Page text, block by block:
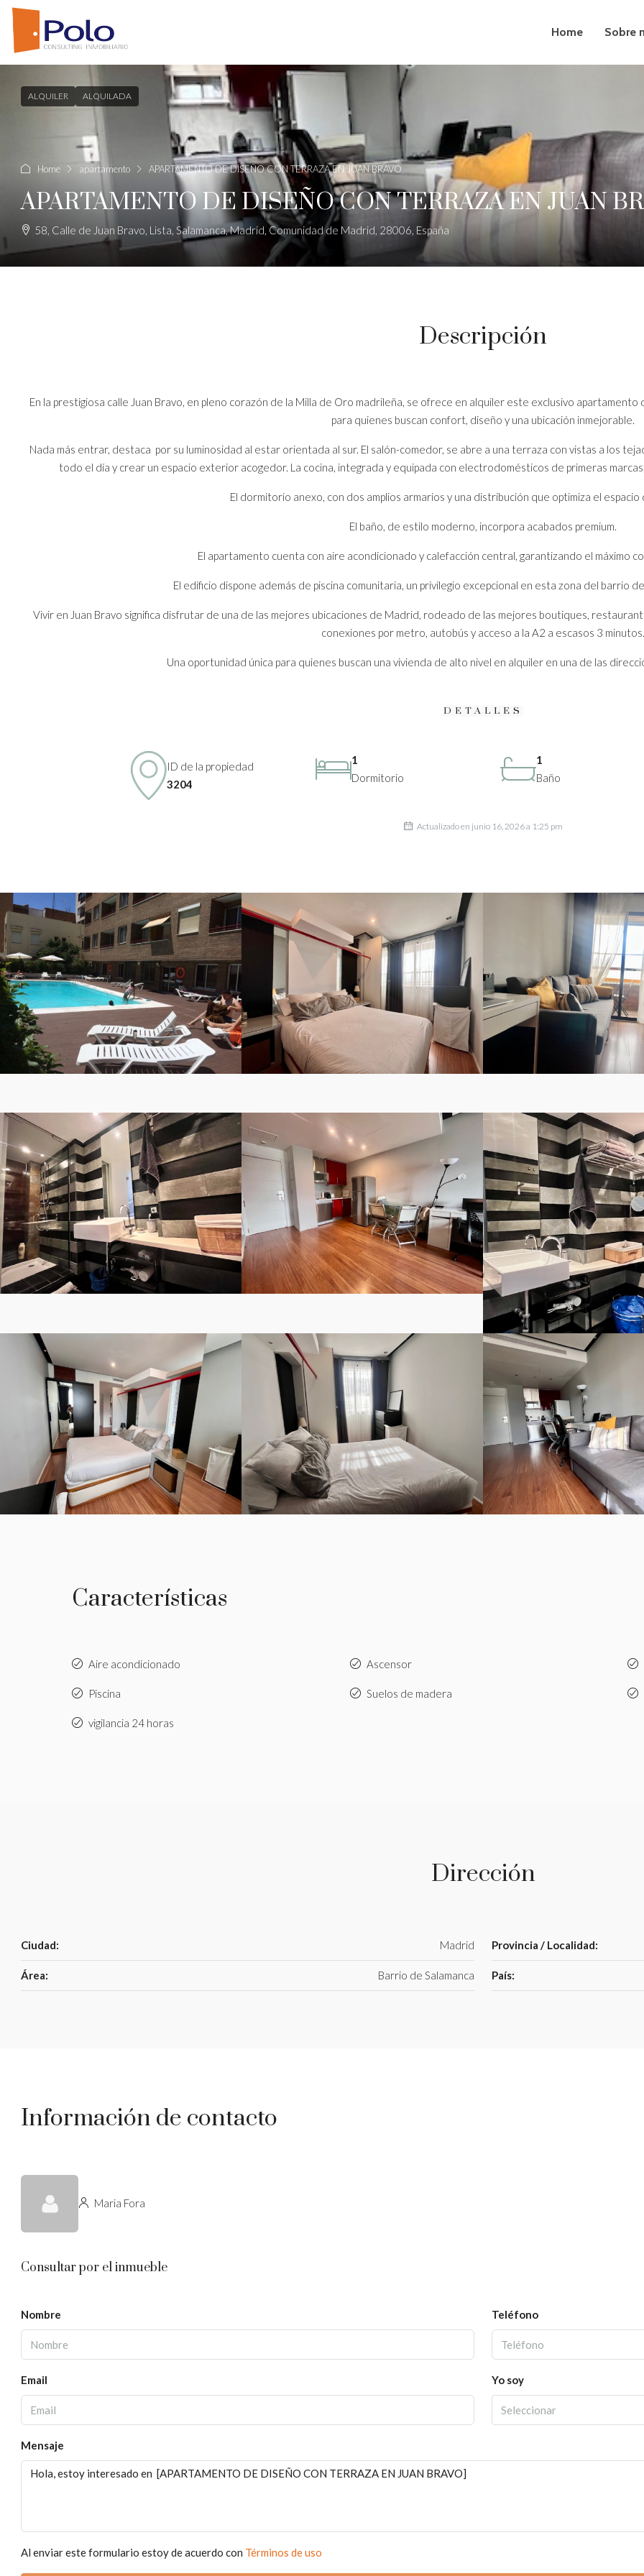
Home Sobre
ALQUILER ALQUILADA
Home apartamento APARTAMENTO DE DISEÑO CON TERRAZA EN JUAN BRAVO
APARTAMENTO DE DISEÑO CON TERRAZA EN JUAN
58, Calle de Juan Bravo, Lista, Salamanca, Madrid, Comunidad de Madrid, 28006, España
Descripción
En la prestigiosa calle Juan Bravo, en pleno corazón de la Milla de Oro madrileña, se ofrece en alquiler este exclusivo
para quienes buscan confort, diseño y una ubicación inmejorable.
Nada más entrar, destaca por su luminosidad al estar orientada al sur. El salón-comedor, se abre a una terraza con vistas a los
todo el día y crear un espacio exterior acogedor. La cocina, integrada y equipada con electrodomésticos de primeras
El dormitorio anexo, con dos amplios armarios y una distribución que optimiza el
El baño, de estilo moderno, incorpora acabados premium.
El apartamento cuenta con aire acondicionado y calefacción central, garantizando el máximo
El edificio dispone además de piscina comunitaria, un privilegio excepcional en esta zona del barrio
Vivir en Juan Bravo significa disfrutar de una de las mejores ubicaciones de Madrid, rodeado de las mejores boutiques,
conexiones por metro, autobús y acceso a la A2 a escasos 3 minutos.
Una oportunidad única para quienes buscan una vivienda de alto nivel en alquiler en una de las
DETALLES
ID de la propiedad
3204
1
Dormitorio
1
Baño
Actualizado en junio 16, 2026 a 1:25 pm
Características
Aire acondicionado Ascensor
Piscina Suelos de madera
vigilancia 24 horas
Dirección
Ciudad: Madrid Provincia / Localidad:
Área: Barrio de Salamanca País:
Información de contacto
Maria Fora
Consultar por el inmueble
Nombre Teléfono
Email Yo soy
Seleccionar
Mensaje
Al enviar este formulario estoy de acuerdo con Términos de uso